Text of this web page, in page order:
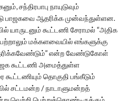
சந்திரபாபு நாயுடுவும்
பாஜகவை ஆதரிக்க முன்வந்துள்ளன.
யாருடனும் கூட்டணி சேராமல் “அதிக
மக்களவையில் எங்களுக்கு
என்ற வேண்டுகோள்
கூட்டணி அமைத்துள்ள
கூட்டணியும் தொகுதி பங்கீடும்
சட்டமன்ற / நாடாளுமன்றத்